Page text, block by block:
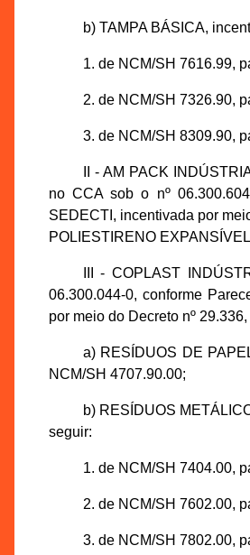
b) TAMPA BÁSICA,
1. de NCM/SH 7616.99,
2. de NCM/SH 7326.90,
3. de NCM/SH 8309.90,
II - AM PACK
no CCA sob o nº
SEDECTI, incentivada por
POLIESTIRENO
III - COPLAST
06.300.044-0, conforme
por meio do Decreto nº
a) RESÍDUOS DE
NCM/SH 4707.90.00;
b) RESÍDUOS
seguir:
1. de NCM/SH 7404.00,
2. de NCM/SH 7602.00,
3. de NCM/SH 7802.00,